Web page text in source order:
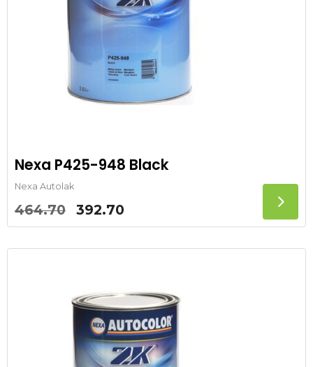
Nexa P425-948 Black
Nexa Autolak
464.70
Oorspronkelijke
prijs
was:
392.70
prijs
is: